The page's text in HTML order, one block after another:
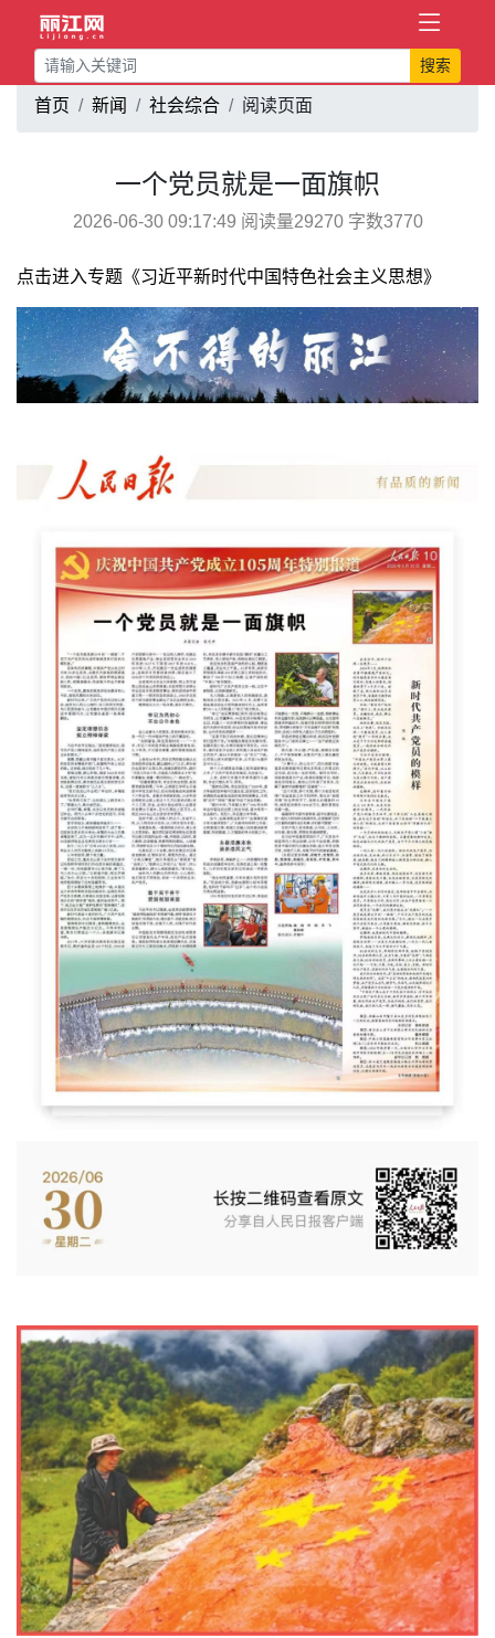
搜索
首页 新闻 社会综合 阅读页面
一个党员就是一面旗帜
2026-06-30 09:17:49 阅读量29270 字数3770
点击进入专题《习近平新时代中国特色社会主义思想》